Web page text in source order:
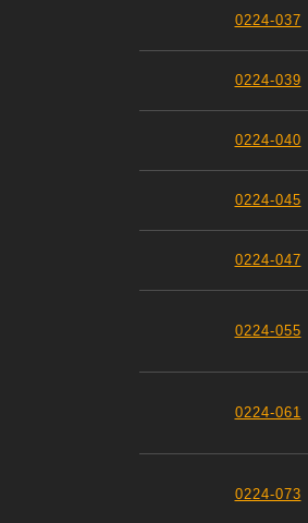
0224-037
0224-039
0224-040
0224-045
0224-047
0224-055
0224-061
0224-073